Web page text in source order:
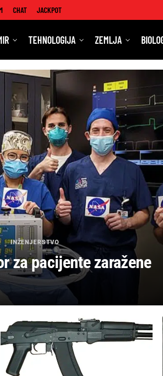
CHAT JACKPOT
TEHNOLOGIJA ZEMLJA
INŽENJERSTVO
za pacijente zaražene